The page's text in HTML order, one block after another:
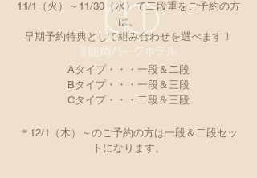
11/1（火）～11/30（水）で二段重をご予約の方
は、
早期予約特典として組み合わせを選べます！
Aタイプ・・・一段＆二段
Bタイプ・・・一段＆三段
Cタイプ・・・二段＆三段
＊12/1（木）～のご予約の方は一段＆二段セッ
トになります。